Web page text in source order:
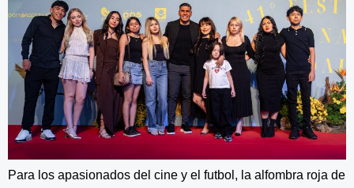
Para los apasionados del cine y el futbol, la alfombra roja de